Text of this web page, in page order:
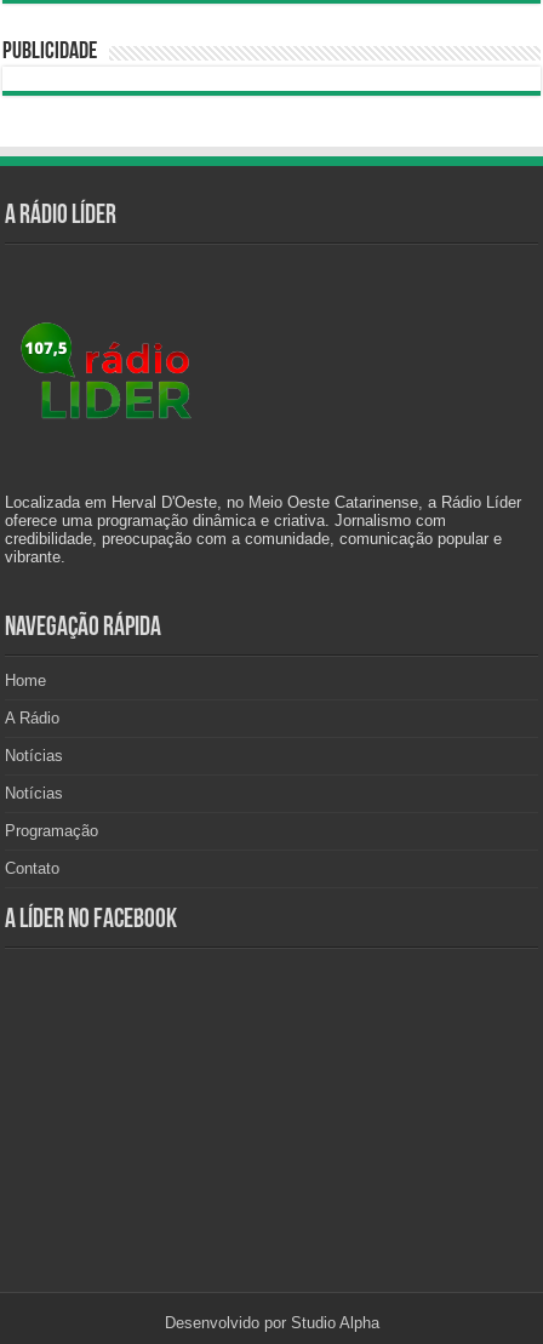
Publicidade
A Rádio Líder
Localizada em Herval D'Oeste, no Meio Oeste Catarinense, a Rádio Líder
oferece uma programação dinâmica e criativa. Jornalismo com
credibilidade, preocupação com a comunidade, comunicação popular e
vibrante.
Navegação Rápida
Home
A Rádio
Notícias
Notícias
Programação
Contato
A Líder no Facebook
Desenvolvido por Studio Alpha